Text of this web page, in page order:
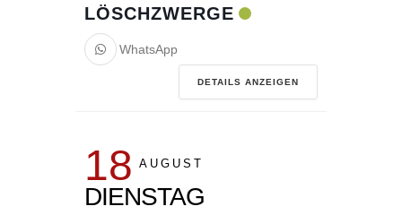
LÖSCHZWERGE
WhatsApp
DETAILS ANZEIGEN
18 AUGUST
DIENSTAG